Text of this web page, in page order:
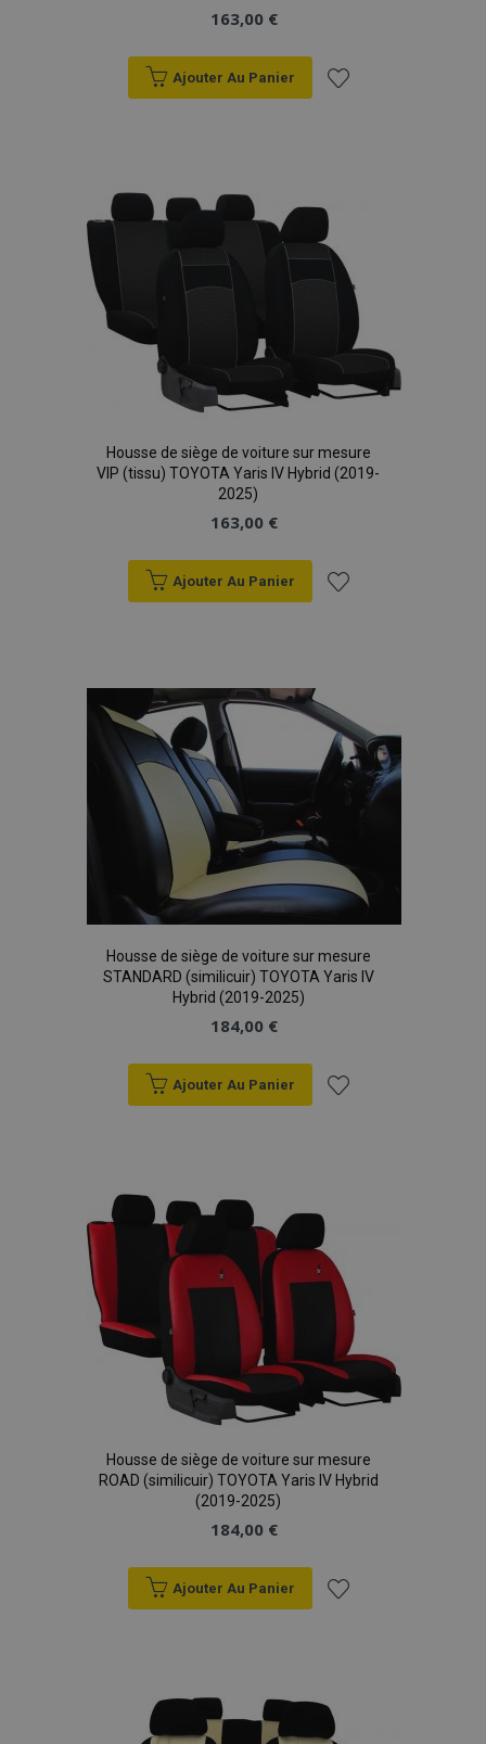
163,00 €
Ajouter Au Panier
liste
d'achats
Housse de siège de voiture sur mesure
VIP (tissu) TOYOTA Yaris IV Hybrid (2019-
2025)
163,00 €
Ajouter Au Panier
liste
d'achats
Housse de siège de voiture sur mesure
STANDARD (similicuir) TOYOTA Yaris IV
Hybrid (2019-2025)
184,00 €
Ajouter Au Panier
liste
d'achats
Housse de siège de voiture sur mesure
ROAD (similicuir) TOYOTA Yaris IV Hybrid
(2019-2025)
184,00 €
Ajouter Au Panier
liste